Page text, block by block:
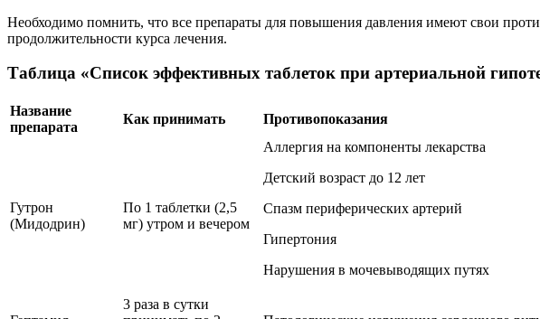
Необходимо помнить, что все препараты для повышения давления имеют свои
продолжительности курса лечения.
Таблица «Список эффективных таблеток при артериальной
Название
препарата
Как принимать Противопоказания
Гутрон
(Мидодрин)
По 1 таблетки (2,5
мг) утром и вечером
Аллергия на компоненты лекарства
Детский возраст до 12 лет
Спазм периферических артерий
Гипертония
Нарушения в мочевыводящих путях
3 раза в сутки